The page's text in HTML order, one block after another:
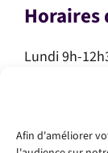
Afin d'améliorer
Horaires
Lundi 9h-
Mercredi 9h-
Vendredi 9h-